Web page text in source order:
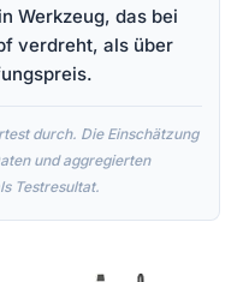
Werkzeug, das bei
verdreht, als über
durch. Die Einschätzung
und aggregierten
Testresultat.